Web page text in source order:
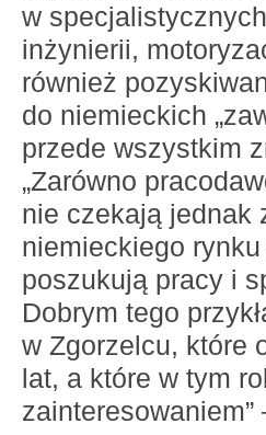
w
inżynierii,
również
do niemieckich
przede wszystkim
„Zarówno
nie czekają jednak
niemieckiego
poszukują pracy i
Dobrym tego
w Zgorzelcu, które
lat, a które w tym